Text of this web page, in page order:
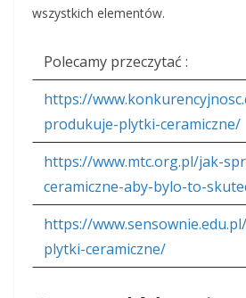
wszystkich elementów.
Polecamy przeczytać :
https://
produkuje-plytki-ceramiczne/
https://www.mtc.org.pl/jak-
ceramiczne-aby-bylo-to-
https://
plytki-ceramiczne/